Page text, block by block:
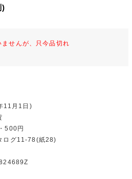
)
ませんが、只今品切れ
11月1日)
500円
ログ11-78(紙28)